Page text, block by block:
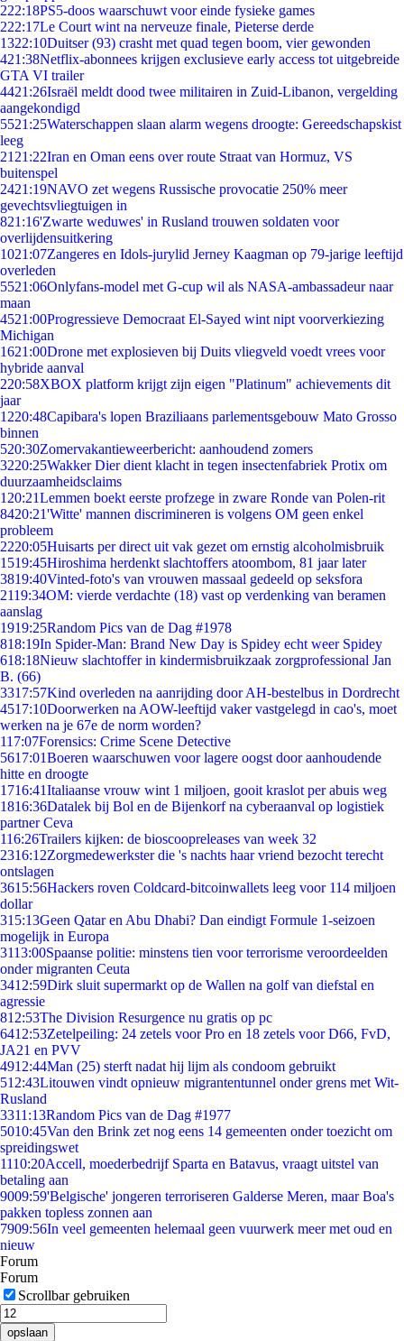
222:18PS5-doos waarschuwt voor einde fysieke games
222:17Le Court wint na nerveuze finale, Pieterse derde
1322:10Duitser (93) crasht met quad tegen boom, vier gewonden
421:38Netflix-abonnees krijgen exclusieve early access tot uitgebreide
GTA VI trailer
4421:26Israël meldt dood twee militairen in Zuid-Libanon, vergelding
aangekondigd
5521:25Waterschappen slaan alarm wegens droogte: Gereedschapskist
leeg
21 21:22Iran en Oman eens over route Straat van Hormuz, VS
buitenspel
2421:19NAVO zet wegens Russische provocatie 250% meer
gevechtsvliegtuigen in
821:16'Zwarte weduwes' in Rusland trouwen soldaten voor
overlijdensuitkering
1021:07Zangeres en Idols-jurylid Jerney Kaagman op 79-jarige leeftijd
overleden
5521:06Onlyfans-model met G-cup wil als NASA-ambassadeur naar
maan
4521:00Progressieve Democraat El-Sayed wint nipt voorverkiezing
Michigan
1621:00Drone met explosieven bij Duits vliegveld voedt vrees voor
hybride aanval
220:58XBOX platform krijgt zijn eigen "Platinum" achievements dit
jaar
1220:48Capibara's lopen Braziliaans parlementsgebouw Mato Grosso
binnen
520:30Zomervakantieweerbericht: aanhoudend zomers
3220:25Wakker Dier dient klacht in tegen insectenfabriek Protix om
duurzaamheidsclaims
1 20:21Lemmen boekt eerste profzege in zware Ronde van Polen-rit
8420:21'Witte' mannen discrimineren is volgens OM geen enkel
probleem
2220:05Huisarts per direct uit vak gezet om ernstig alcoholmisbruik
1519:45Hiroshima herdenkt slachtoffers atoombom, 81 jaar later
3819:40Vinted-foto's van vrouwen massaal gedeeld op seksfora
2119:34OM: vierde verdachte (18) vast op verdenking van beramen
aanslag
1919:25Random Pics van de Dag #1978
818:19In Spider-Man: Brand New Day is Spidey echt weer Spidey
618:18Nieuw slachtoffer in kindermisbruikzaak zorgprofessional Jan
B. (66)
3317:57Kind overleden na aanrijding door AH-bestelbus in Dordrecht
4517:10Doorwerken na AOW-leeftijd vaker vastgelegd in cao's, moet
werken na je 67e de norm worden?
117:07Forensics: Crime Scene Detective
5617:01Boeren waarschuwen voor lagere oogst door aanhoudende
hitte en droogte
1716:41Italiaanse vrouw wint 1 miljoen, gooit kraslot per abuis weg
1816:36Datalek bij Bol en de Bijenkorf na cyberaanval op logistiek
partner Ceva
116:26Trailers kijken: de bioscoopreleases van week 32
2316:12Zorgmedewerkster die 's nachts haar vriend bezocht terecht
ontslagen
3615:56Hackers roven Coldcard-bitcoinwallets leeg voor 114 miljoen
dollar
315:13Geen Qatar en Abu Dhabi? Dan eindigt Formule 1-seizoen
mogelijk in Europa
3113:00Spaanse politie: minstens tien voor terrorisme veroordeelden
onder migranten Ceuta
3412:59Dirk sluit supermarkt op de Wallen na golf van diefstal en
agressie
812:53The Division Resurgence nu gratis op pc
6412:53Zetelpeiling: 24 zetels voor Pro en 18 zetels voor D66, FvD,
JA21 en PVV
4912:44Man (25) sterft nadat hij lijm als condoom gebruikt
512:43Litouwen vindt opnieuw migrantentunnel onder grens met Wit-
Rusland
3311:13Random Pics van de Dag #1977
5010:45Van den Brink zet nog eens 14 gemeenten onder toezicht om
spreidingswet
1110:20Accell, moederbedrijf Sparta en Batavus, vraagt uitstel van
betaling aan
9009:59'Belgische' jongeren terroriseren Galderse Meren, maar Boa's
pakken topless zonnen aan
7909:56In veel gemeenten helemaal geen vuurwerk meer met oud en
nieuw
Forum
Forum
Scrollbar gebruiken
opslaan